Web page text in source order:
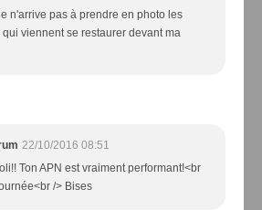
n'arrive pas à prendre en photo les
viennent se restaurer devant ma
22/10/2016 08:51
Ton APN est vraiment performant!<br
/> Bises